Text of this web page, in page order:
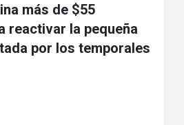
más de $55
reactivar la pequeña
por los temporales